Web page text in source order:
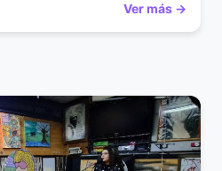
Ver más →